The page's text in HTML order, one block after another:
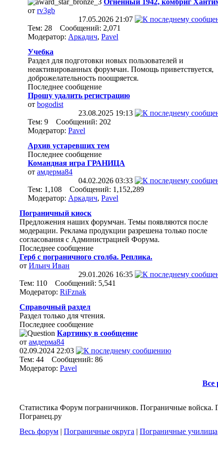
Огненный 1942, комбриг
от rv3gb
17.05.2026 21:07
Тем: 28 Сообщений: 2,071
Модератор: Аркадич, Pavel
Учебка
Раздел для подготовки новых пользователей и
неактивированных форумчан. Помощь приветствуется,
доброжелательность поощряется.
Последнее сообщение
Прошу удалить регистрацию
от bogodist
23.08.2025 19:13
Тем: 9 Сообщений: 202
Модератор: Pavel
Архив устаревших тем
Последнее сообщение
Командная игра ГРАНИЦА
от амдерма84
04.02.2026 03:33
Тем: 1,108 Сообщений: 1,152,289
Модератор: Аркадич, Pavel
Пограничный киоск
Предложения наших форумчан. Темы появляются после
модерации. Реклама продукции разрешена только после
согласования с Администрацией Форума.
Последнее сообщение
Герб с пограничного столба. Реплика.
от Ильич Иван
29.01.2026 16:35
Тем: 110 Сообщений: 5,541
Модератор: RiFznak
Справочный раздел
Раздел только для чтения.
Последнее сообщение
Картинку в сообщение
от амдерма84
02.09.2024 22:03
Тем: 44 Сообщений: 86
Модератор: Pavel
Все
Статистика Форум пограничников. Пограничные войска.
Погранец.ру
Весь форум | Пограничные округа | Пограничные училища